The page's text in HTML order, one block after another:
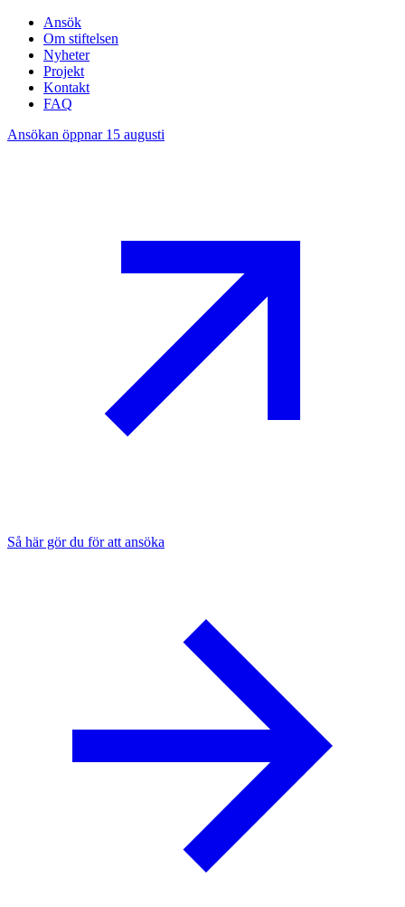
Ansök
Om stiftelsen
Nyheter
Projekt
Kontakt
FAQ
Ansökan öppnar 15 augusti
Så här gör du för att ansöka